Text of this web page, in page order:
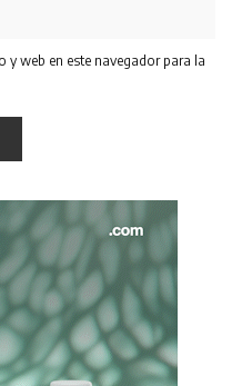
y web en este navegador para la